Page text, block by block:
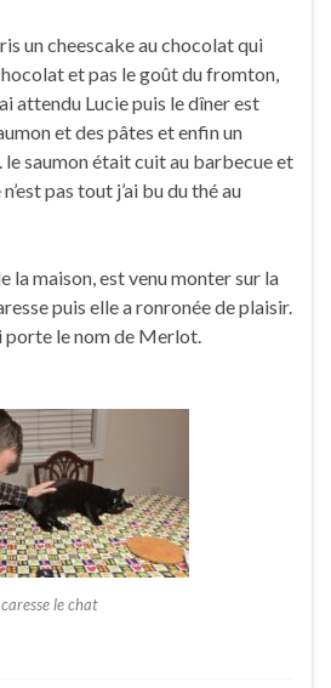
un cheescake au chocolat qui
et pas le goût du fromton,
attendu Lucie puis le dîner est
et des pâtes et enfin un
le saumon était cuit au barbecue et
pas tout j’ai bu du thé au
la maison, est venu monter sur la
puis elle a ronronée de plaisir.
porte le nom de Merlot.
le chat